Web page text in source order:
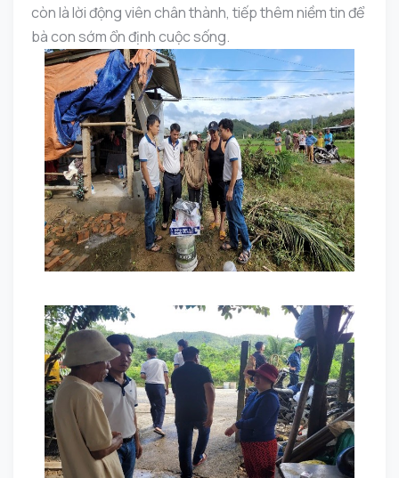
còn là lời động viên chân thành, tiếp thêm niềm tin để
bà con sớm ổn định cuộc sống.